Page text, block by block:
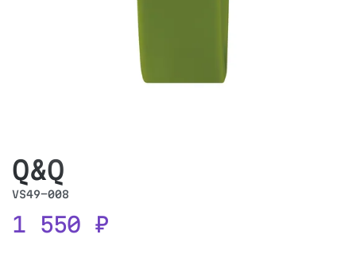
Q&Q
VS49-008
1 550 ₽